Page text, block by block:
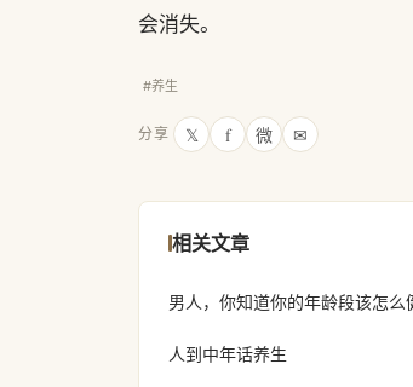
会消失。
#养生
分享 𝕏 f 微 ✉
相关文章
男人，你知道你的年龄段该怎么
人到中年话养生